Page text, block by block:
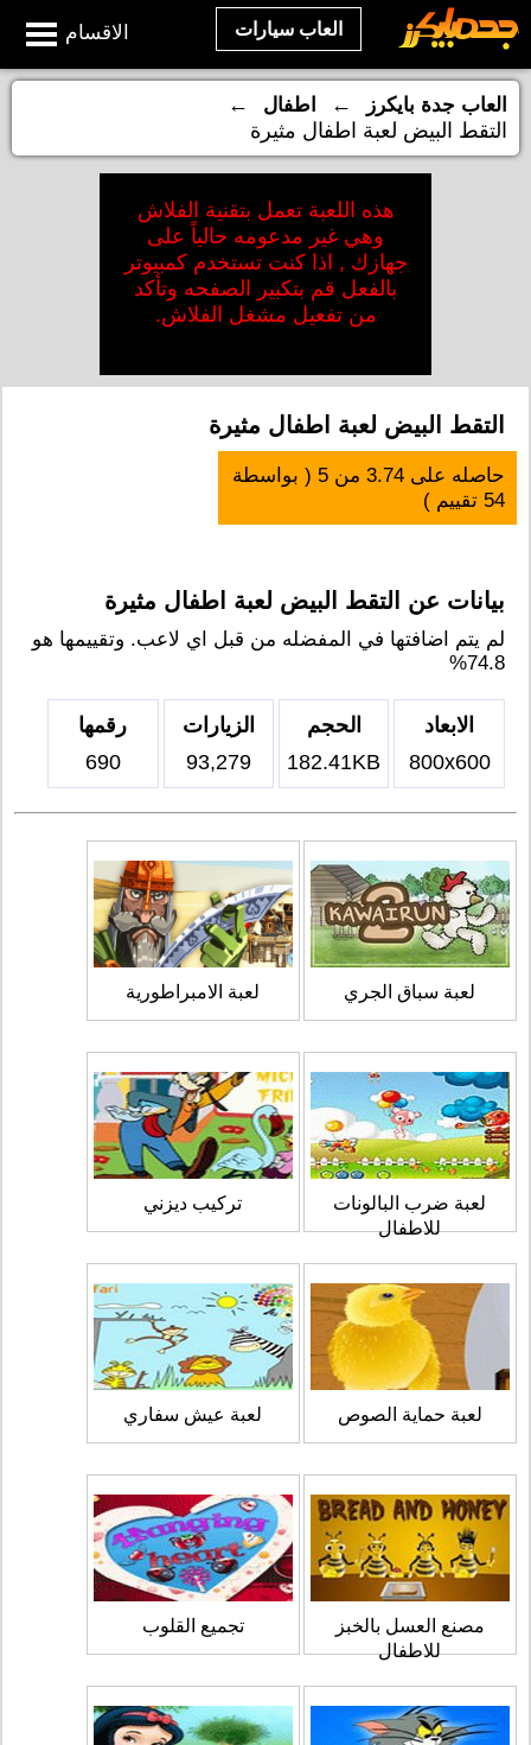
الاقسام العاب سيارات
العاب جدة بايكرز ← اطفال
←
التقط البيض لعبة اطفال مثيرة
هذه اللعبة تعمل بتقنية الفلاش
وهي غير مدعومه حالياً على
جهازك , اذا كنت تستخدم كمبيوتر
بالفعل قم بتكبير الصفحه وتأكد
من تفعيل مشغل الفلاش.
التقط البيض لعبة اطفال مثيرة
حاصله على3.74 من5 ( بواسطة
54 تقييم )
بيانات عن التقط البيض لعبة اطفال مثيرة
لم يتم اضافتها في المفضله من قبل اي لاعب. وتقييمها هو
74.8%
الابعاد
800x600
الحجم
182.41KB
الزيارات
93,279
رقمها
690
لعبة سباق الجري لعبة الامبراطورية
لعبة ضرب البالونات
للاطفال
تركيب ديزني
لعبة حماية الصوص لعبة عيش سفاري
مصنع العسل بالخبز
للاطفال
تجميع القلوب